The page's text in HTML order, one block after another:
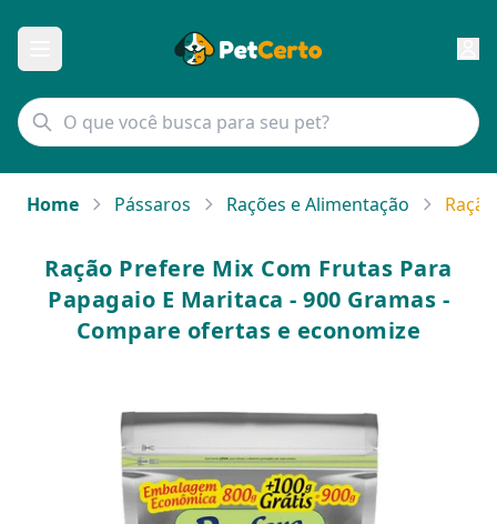
Home Pássaros Rações e Alimentação
Ração Prefere Mix Com Frutas Para
Papagaio E Maritaca - 900 Gramas -
Compare ofertas e economize